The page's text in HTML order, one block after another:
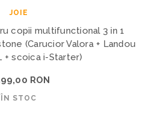
JOIE
copii multifunctional 3 in 1
(Carucior Valora + Landou
+ scoica i-Starter)
RON
ÎN STOC